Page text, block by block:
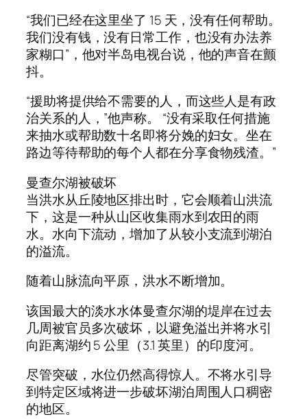
“我们已经在这里坐了 15 天，没有任何帮助。
我们没有钱，没有日常工作，也没有办法养
家糊口”，他对半岛电视台说，他的声音在颤
抖。
“援助将提供给不需要的人，而这些人是有政
治关系的人，”他声称。 “没有采取任何措施
来抽水或帮助数十名即将分娩的妇女。坐在
路边等待帮助的每个人都在分享食物残渣。”
曼查尔湖被破坏
当洪水从丘陵地区排出时，它会顺着山洪流
下，这是一种从山区收集雨水到农田的雨
水。水向下流动，增加了从较小支流到湖泊
的溢流。
随着山脉流向平原，洪水不断增加。
该国最大的淡水水体曼查尔湖的堤岸在过去
几周被官员多次破坏，以避免溢出并将水引
向距离湖约 5 公里（3.1 英里）的印度河。
尽管突破，水位仍然高得惊人。不将水引导
到特定区域将进一步破坏湖泊周围人口稠密
的地区。